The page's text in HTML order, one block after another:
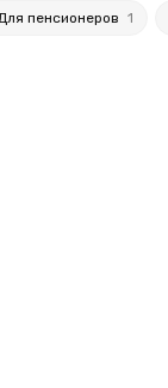
пенсионеров 1